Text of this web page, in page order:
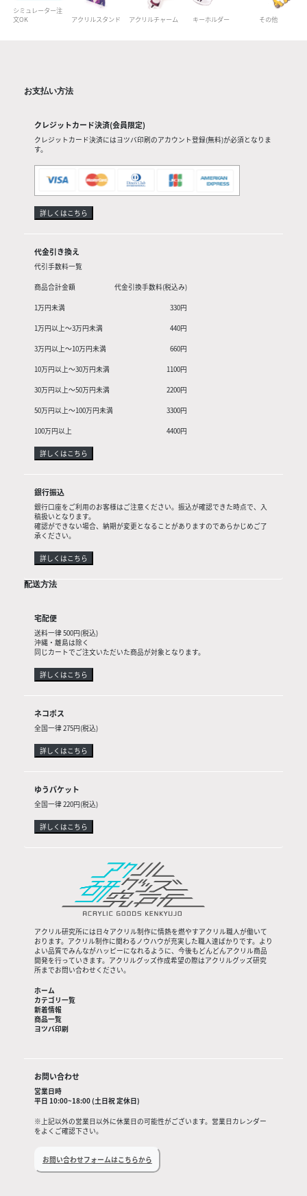
シミュレーター注
文OK
アクリルスタンド アクリルチャーム キーホルダー その他
お支払い方法
クレジットカード決済(会員限定)
クレジットカード決済にはヨツバ印刷のアカウント登録(無料)が必須となりま
す。
詳しくはこちら
代金引き換え
代引手数料一覧
商品合計金額
1万円未満
1万円以上〜3万円未満
3万円以上〜10万円未満
10万円以上〜30万円未満
30万円以上〜50万円未満
50万円以上〜100万円未満
100万円以上
代金引換手数料(税込み)
330円
440円
660円
1100円
2200円
3300円
4400円
詳しくはこちら
銀行振込
銀行口座をご利用のお客様はご注意ください。振込が確認できた時点で、入
稿扱いとなります。
確認ができない場合、納期が変更となることがありますのであらかじめご了
承ください。
詳しくはこちら
配送方法
宅配便
送料一律 500円(税込)
沖縄・離島は除く
同じカートでご注文いただいた商品が対象となります。
詳しくはこちら
ネコポス
全国一律 275円(税込)
詳しくはこちら
ゆうパケット
全国一律 220円(税込)
詳しくはこちら
アクリル研究所には日々アクリル制作に情熱を燃やすアクリル職人が働いて
おります。アクリル制作に関わるノウハウが充実した職人達ばかりです。より
よい品質でみんながハッピーになれるように、今後もどんどんアクリル商品
開発を行っていきます。アクリルグッズ作成希望の際はアクリルグッズ研究
所までお問い合わせください。
ホーム
カテゴリ一覧
新着情報
商品一覧
ヨツバ印刷
お問い合わせ
営業日時
平日 10:00~18:00 (土日祝 定休日)
※上記以外の営業日以外に休業日の可能性がございます。営業日カレンダー
をよくご確認下さい。
お問い合わせフォームはこちらから